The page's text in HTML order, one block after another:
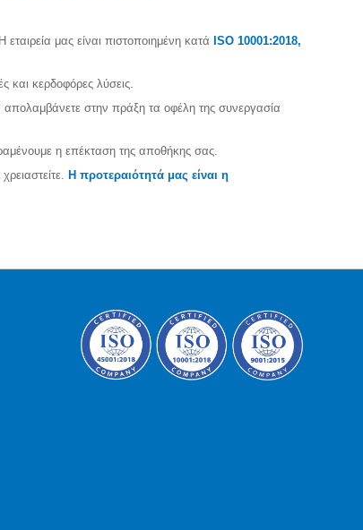
μας είναι πιστοποιημένη κατά ISO 10001:2018,
και κερδοφόρες λύσεις.
στην πράξη τα οφέλη της συνεργασία
η επέκταση της αποθήκης σας.
Η προτεραιότητά μας είναι η